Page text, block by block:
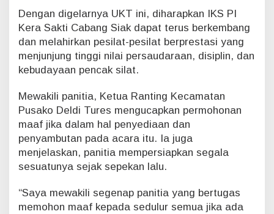
Dengan digelarnya UKT ini, diharapkan IKS PI
Kera Sakti Cabang Siak dapat terus berkembang
dan melahirkan pesilat-pesilat berprestasi yang
menjunjung tinggi nilai persaudaraan, disiplin, dan
kebudayaan pencak silat.
Mewakili panitia, Ketua Ranting Kecamatan
Pusako Deldi Tures mengucapkan permohonan
maaf jika dalam hal penyediaan dan
penyambutan pada acara itu. Ia juga
menjelaskan, panitia mempersiapkan segala
sesuatunya sejak sepekan lalu.
“Saya mewakili segenap panitia yang bertugas
memohon maaf kepada sedulur semua jika ada